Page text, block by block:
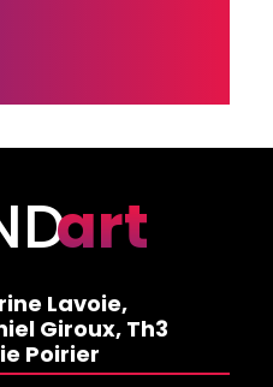
art
Lavoie,
Giroux, Th3
Poirier